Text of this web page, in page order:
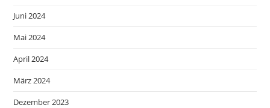
Juni 2024
Mai 2024
April 2024
März 2024
Dezember 2023